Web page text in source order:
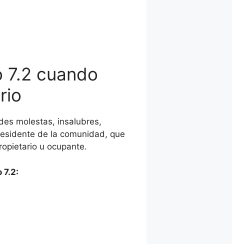
7.2 cuando
molestas, insalubres,
de la comunidad, que
u ocupante.
7.2: